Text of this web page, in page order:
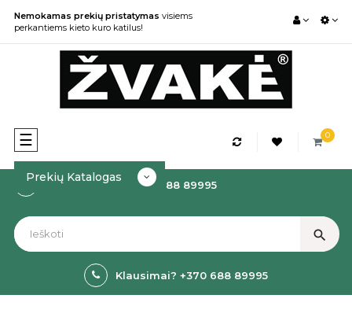
Nemokamas prekių pristatymas visiems
perkantiems kieto kuro katilus!
Toggle
navigation
☰ 0
Kaip Užsakyti? +370 688 89995
Prekių Katalogas
search
Klausimai? +370 688 89995